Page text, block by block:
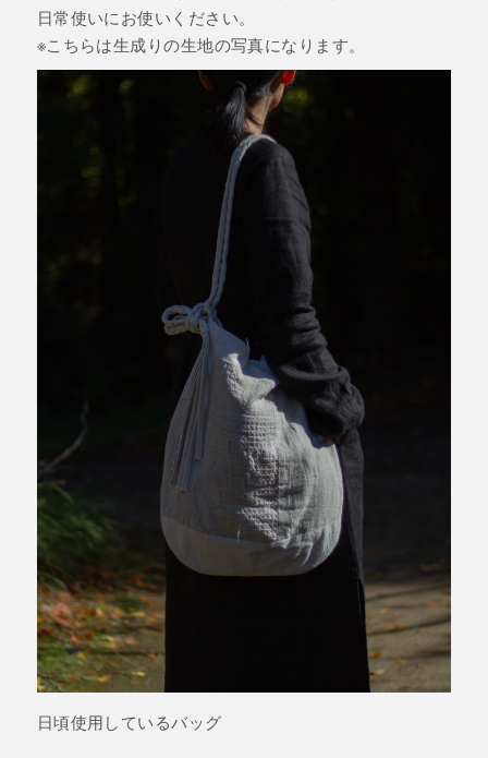
日常使いにお使いください。
※こちらは生成りの生地の写真になります。
日頃使用しているバッグ